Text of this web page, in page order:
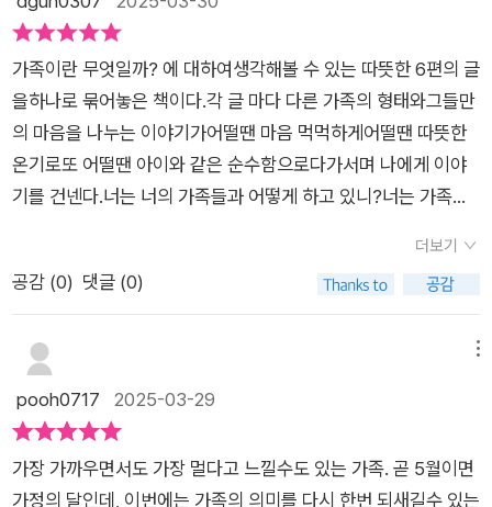
요... 😭😭✔️ 이 책은 약간의 판타지적 요소들도 볼 수 있는데요.
기 다른 이야기들이 등장해서 긴 글밥의 책이지만아이들이 어렵
지 않게 읽을 수 있는 책인데요.여섯 편의 이야기 제목을 보고 먼
저 읽고 싶은 이야기를골라보는 것도 좋을 것 같아요😁✔️ 현실적
인 이야기라 더 슬프고, 공감가기도 했는데요.저녁이면 서로의 얼
굴이 아닌 스마트폰을 향해 가고 있는우리의 모습을 생각하니 씁
쓸해지기도 했습니다.늘 곁에 있기에 그 소중함을 잘 알지 못할때
가 있는데요.그렇기에 때로는 크고 작은 상처들을 주기도 합니다.
스해지는 가족이야기였습니다.* 출판사로부터 도서를 제공 받았
습니다. *
가족이란 무엇일까? 에 대하여생각해볼 수 있는 따뜻한 6편의 글
을하나로 묶어놓은 책이다.각 글 마다 다른 가족의 형태와그들만
의 마음을 나누는 이야기가어떨땐 마음 먹먹하게어떨땐 따뜻한
온기로또 어떨땐 아이와 같은 순수함으로다가서며 나에게 이야
기를 건넨다.너는 너의 가족들과 어떻게 하고 있니?너는 가족이
야기는여러번 해보았지만서로간 생각은 깊이 있게 나눠보지 못
했던 것 같기도 하다.가족이란 그저 너무 익숙해서편안하고 항상
그 구성원 또한 일반적이지 않을지라도가족이라는 울타리 안에
서 함께 의지하며 살아간다면그들과 서로 마음을 나누고위로를
주고 받고함께 한다면 그 자체가 가족으로서 모든 가족의 조건을
알찬_글#모차_그림#개암나무@gaeamtree #서평단#책선물#
더보기
공감 (0) 댓글 (0)
pooh0717 2025-03-29
가장 가까우면서도 가장 멀다고 느낄수도 있는 가족. 곧 5월이면
가정의 달인데, 이번에는 가족의 의미를 다시 한번 되새길수 있는